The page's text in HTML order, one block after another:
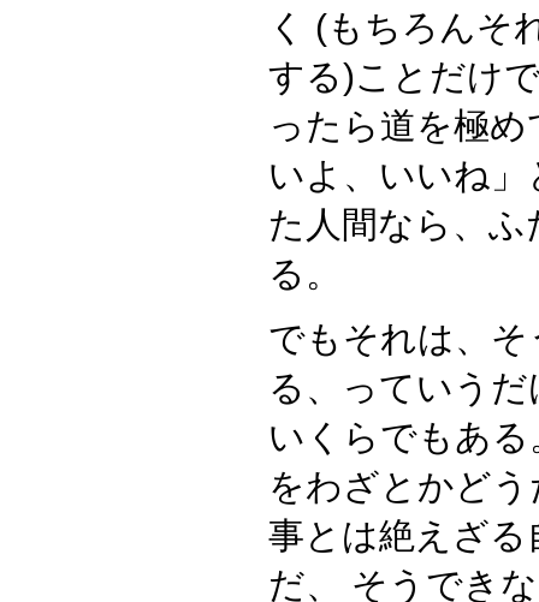
く (もちろんそ
する)ことだけ
ったら道を極
いよ、いいね
た人間なら、
る。
でもそれは、
る、っていう
いくらでもあ
をわざとかど
事とは絶えざる
だ、 そうでき